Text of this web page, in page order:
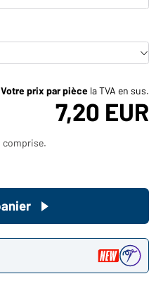
Votre prix par pièce la TVA en sus.
7,20 EUR
comprise.